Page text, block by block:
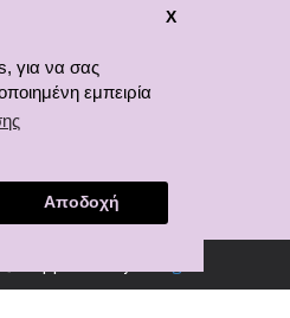
για να σας
εμπειρία
X
Αποδοχή
154013006000